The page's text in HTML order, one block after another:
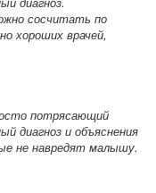
сосчитать по
хороших врачей,
потрясающий
диагноз и объяснения
не навредят малышу.